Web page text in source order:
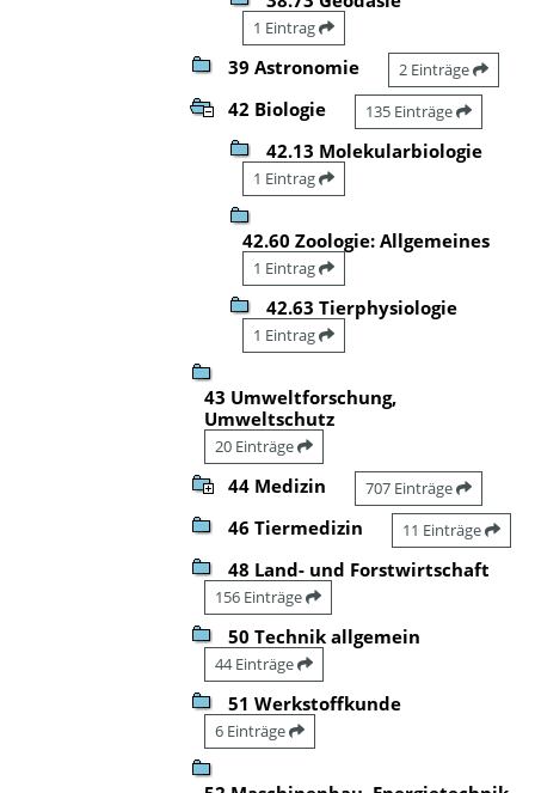
1 Eintrag
39 Astronomie 2 Einträge
42 Biologie 135 Einträge
42.13 Molekularbiologie
1 Eintrag
42.60 Zoologie: Allgemeines
1 Eintrag
42.63 Tierphysiologie
1 Eintrag
43 Umweltforschung,
Umweltschutz
20 Einträge
44 Medizin 707 Einträge
46 Tiermedizin 11 Einträge
48 Land- und Forstwirtschaft
156 Einträge
50 Technik allgemein
44 Einträge
51 Werkstoffkunde
6 Einträge